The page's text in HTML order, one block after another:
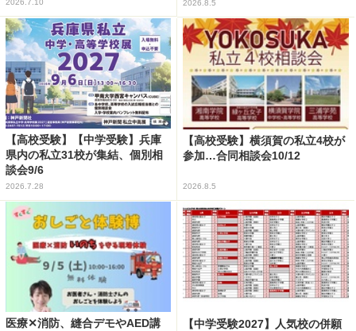
2026.7.10 2026.8.5
【高校受験】【中学受験】兵庫
県内の私立31校が集結、個別相
談会9/6
2026.7.28
【高校受験】横須賀の私立4校が
参加…合同相談会10/12
2026.8.5
医療✕消防、縫合デモやAED講
【中学受験2027】人気校の併願